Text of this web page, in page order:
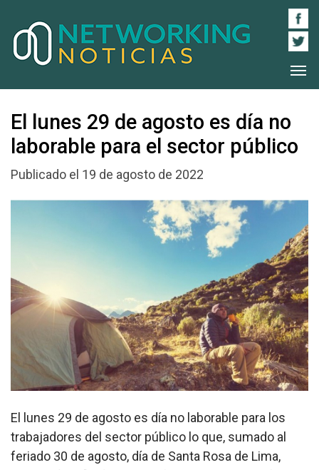
El lunes 29 de agosto es día no
laborable para el sector público
Publicado el 19 de agosto de 2022
El lunes 29 de agosto es día no laborable para los
trabajadores del sector público lo que, sumado al
feriado 30 de agosto, día de Santa Rosa de Lima,